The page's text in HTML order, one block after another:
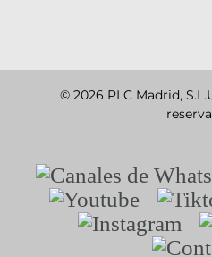
© 2026 PLC Madrid,
Canales
de
WhatsApp
Youtube
Instagram